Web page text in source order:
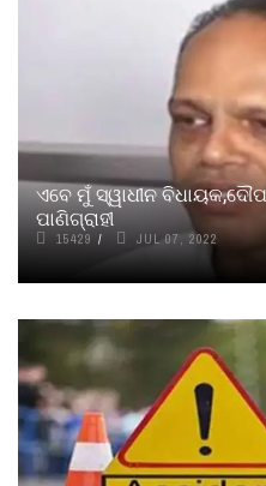
ଏବେ ମୁଁ ସ୍ୱାଧୀନ
ପାଣିଗ୍ରାହୀ
15429 JUL 07, 2022